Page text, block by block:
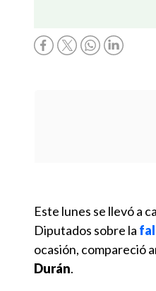
Este lunes se llevó a
Diputados sobre la
ocasión, compareció
Durán.